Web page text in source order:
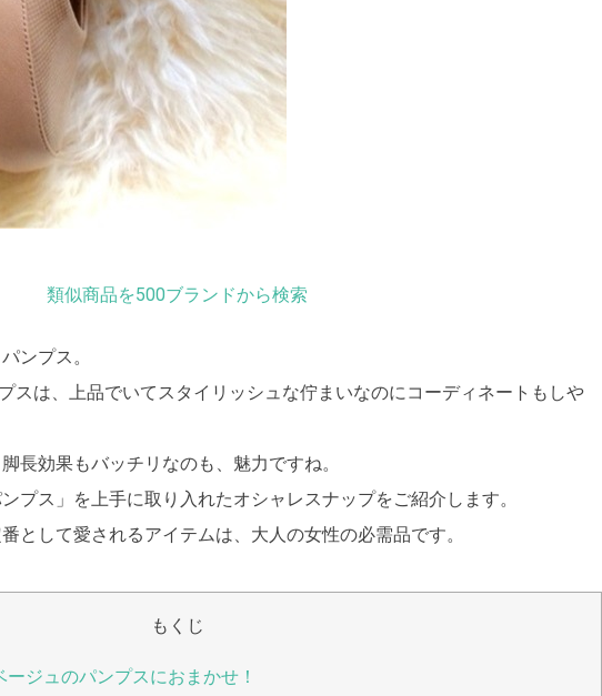
類似商品を500ブランドから検索
ンプス。
スは、上品でいてスタイリッシュな佇まいなのにコーディネートもしや
長効果もバッチリなのも、魅力ですね。
プス」を上手に取り入れたオシャレスナップをご紹介します。
として愛されるアイテムは、大人の女性の必需品です。
もくじ
ージュのパンプスにおまかせ！